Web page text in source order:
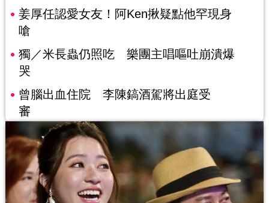
姜厚任認愛女友！阿Ken揪疑點他罕現身
嗆
獨／米長蟲仍照吃 樂團主唱嘔吐崩潰爆
哭
曾腦出血住院 李陳鎬酒駕將出庭受
審